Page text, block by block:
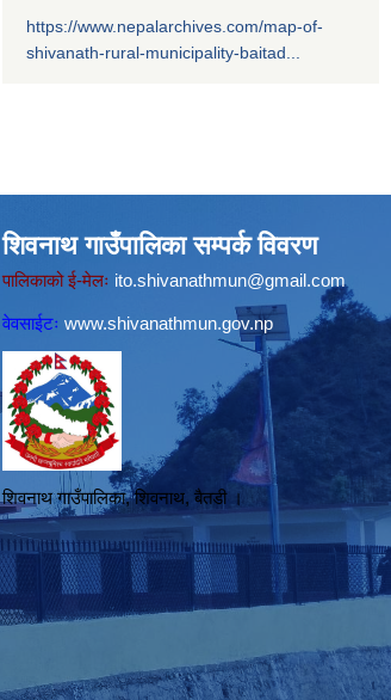
https://www.nepalarchives.com/map-of-
shivanath-rural-municipality-baitad...
शिवनाथ गाउँपालिका सम्पर्क विवरण
पालिकाको ई-मेलः ito.shivanathmun@gmail.com
वेवसाईटः www.shivanathmun.gov.np
शिवनाथ गाउँपालिका, शिवनाथ, बैतडी ।